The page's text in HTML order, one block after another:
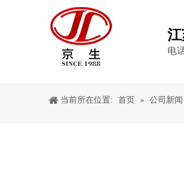
电
当前所在位置: 首页 » 公司新闻